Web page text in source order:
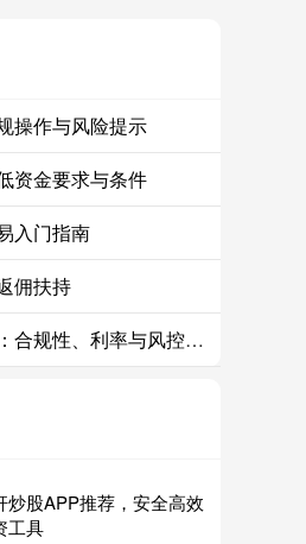
操作与风险提示
资金要求与条件
入门指南
佣扶持
最新股票配资平台点评：合规性、利率与风控实测对比
炒股APP推荐，安全高效
工具